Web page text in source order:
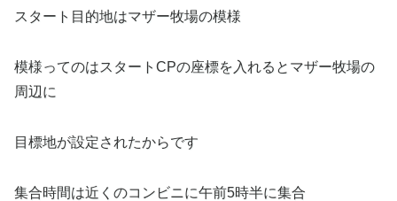
スタート目的地はマザー牧場の模様
模様ってのはスタートCPの座標を入れるとマザー牧場の
周辺に
目標地が設定されたからです
集合時間は近くのコンビニに午前5時半に集合